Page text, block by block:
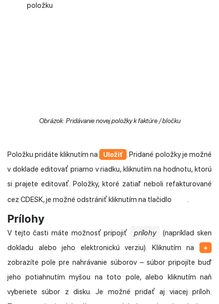
položku
Obrázok: Pridávanie novej položky k faktúre / bločku
Položku pridáte kliknutím na Uložiť . Pridané položky je možné
v doklade editovať priamo v riadku, kliknutím na hodnotu, ktorú
si prajete editovať. Položky, ktoré zatiaľ neboli refakturované
cez CDESK, je možné odstrániť kliknutím na tlačidlo
.
Prílohy
V tejto časti máte možnosť pripojiť prílohy
(napríklad sken
dokladu alebo jeho elektronickú verziu). Kliknutím na
+
zobrazíte pole pre nahrávanie súborov – súbor pripojíte buď
jeho potiahnutím myšou na toto pole, alebo kliknutím naň
vyberiete súbor z disku. Je možné pridať aj viacej príloh.